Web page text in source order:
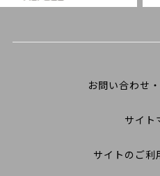
お問い合わせ
サイト
サイトのご利